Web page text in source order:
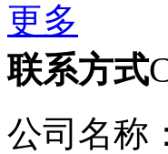
更多
联系方式
公司名称